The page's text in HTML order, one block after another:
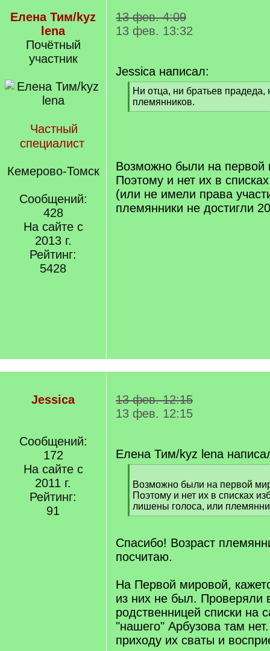
Елена Тим/kyz
lena
Почётный
участник
Частный
специалист
Кемерово-Томск
Сообщений:
428
На сайте с
2013 г.
Рейтинг:
5428
13 фев. 4:09
13 фев. 13:32
Jessica написал:
[
q
]
Ни отца, ни братьев прадеда,
племянников.
[
Возможно были на первой
Поэтому и нет их в
(или не имели права
племянники не достигли
Jessica
Сообщений:
172
На сайте с
2011 г.
Рейтинг:
91
13 фев. 12:15
13 фев. 12:15
Елена Тим/kyz lena
q
]
Возможно были на первой
Поэтому и нет их в списках
лишены голоса, или
[
q
]
Спасибо! Возраст
посчитаю.
На Первой мировой,
из них не был. Проверяли
родственницей списки на
"нашего" Арбузова там
приходу их сваты и